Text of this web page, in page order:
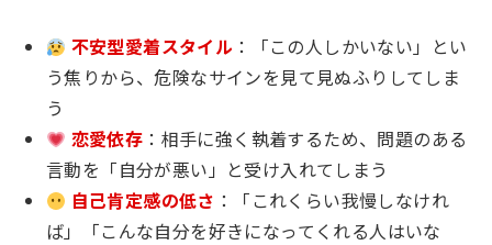
不安型愛着スタイル ：「この人しかいない」とい
う焦りから、危険なサインを見て見ぬふりしてしま
う
恋愛依存 ：相手に強く執着するため、問題のある
言動を「自分が悪い」と受け入れてしまう
自己肯定感の低さ ：「これくらい我慢しなけれ
ば」「こんな自分を好きになってくれる人はいな